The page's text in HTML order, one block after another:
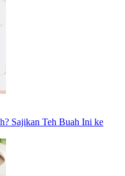
Sajikan Teh Buah Ini ke